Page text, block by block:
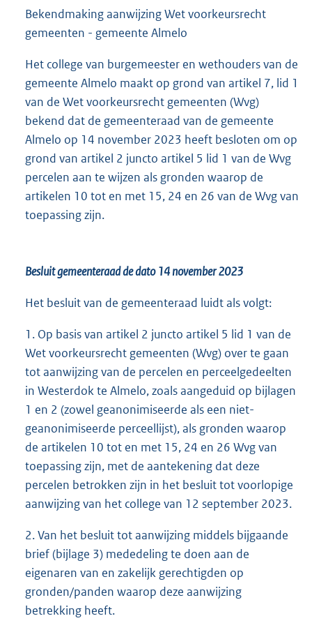
Bekendmaking aanwijzing Wet voorkeursrecht
gemeenten - gemeente Almelo
Het college van burgemeester en wethouders van de
gemeente Almelo maakt op grond van artikel 7, lid 1
van de Wet voorkeursrecht gemeenten (Wvg)
bekend dat de gemeenteraad van de gemeente
Almelo op 14 november 2023 heeft besloten om op
grond van artikel 2 juncto artikel 5 lid 1 van de Wvg
percelen aan te wijzen als gronden waarop de
artikelen 10 tot en met 15, 24 en 26 van de Wvg van
toepassing zijn.
Besluit gemeenteraad de dato 14 november 2023
Het besluit van de gemeenteraad luidt als volgt:
1. Op basis van artikel 2 juncto artikel 5 lid 1 van de
Wet voorkeursrecht gemeenten (Wvg) over te gaan
tot aanwijzing van de percelen en perceelgedeelten
in Westerdok te Almelo, zoals aangeduid op bijlagen
1 en 2 (zowel geanonimiseerde als een niet-
geanonimiseerde perceellijst), als gronden waarop
de artikelen 10 tot en met 15, 24 en 26 Wvg van
toepassing zijn, met de aantekening dat deze
percelen betrokken zijn in het besluit tot voorlopige
aanwijzing van het college van 12 september 2023.
2. Van het besluit tot aanwijzing middels bijgaande
brief (bijlage 3) mededeling te doen aan de
eigenaren van en zakelijk gerechtigden op
gronden/panden waarop deze aanwijzing
betrekking heeft.